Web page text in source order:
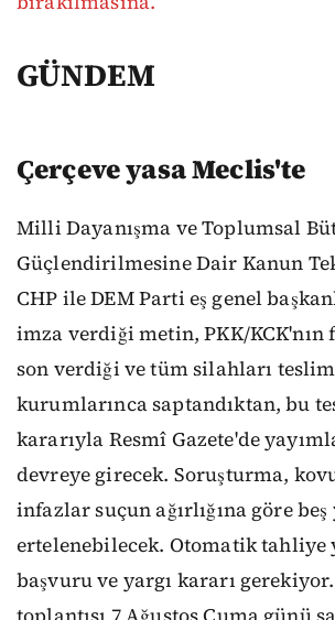
GÜNDEM
Çerçeve yasa Meclis'te
Milli Dayanışma ve Toplumsal
Güçlendirilmesine Dair Kanun
CHP ile DEM Parti eş genel
imza verdiği metin, PKK/KCK'nın
son verdiği ve tüm silahları
kurumlarınca saptandıktan, bu
kararıyla Resmî Gazete'de
devreye girecek. Soruşturma,
infazlar suçun ağırlığına göre beş
ertelenebilecek. Otomatik tahliye
başvuru ve yargı kararı